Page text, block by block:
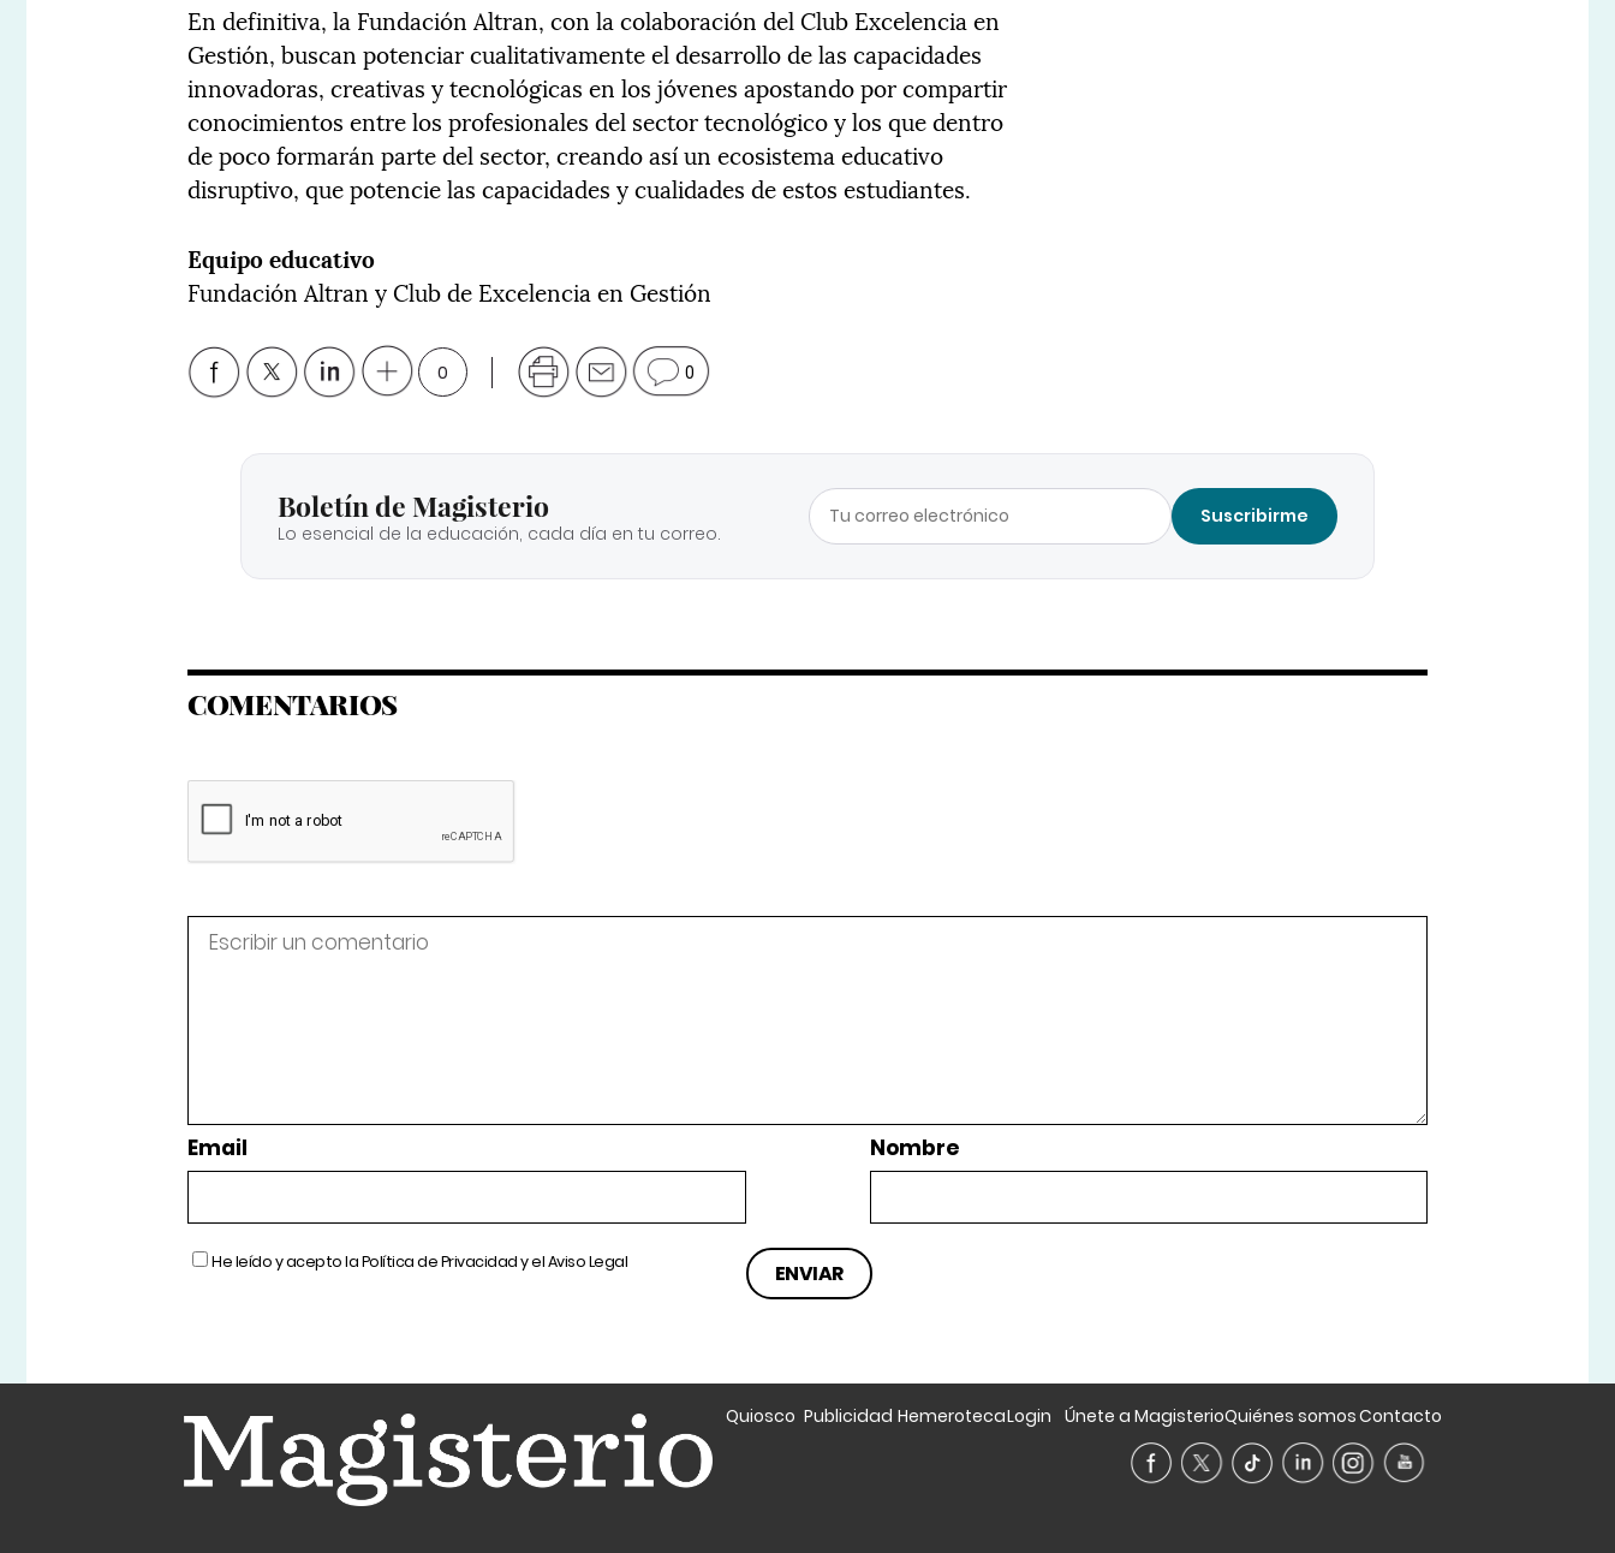
En definitiva, la Fundación Altran, con la colaboración del Club Excelencia en
Gestión, buscan potenciar cualitativamente el desarrollo de las capacidades
innovadoras, creativas y tecnológicas en los jóvenes apostando por compartir
conocimientos entre los profesionales del sector tecnológico y los que dentro
de poco formarán parte del sector, creando así un ecosistema educativo
disruptivo, que potencie las capacidades y cualidades de estos estudiantes.
Equipo educativo
Fundación Altran y Club de Excelencia en Gestión
0 0
Boletín de Magisterio
Lo esencial de la educación, cada día en tu correo.
Suscribirme
COMENTARIOS
Email Nombre
He leído y acepto laPolítica de Privacidady elAviso Legal
Quiosco Publicidad HemerotecaLogin Únete a MagisterioQuiénes somosContacto